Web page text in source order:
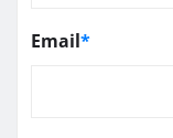
Email*